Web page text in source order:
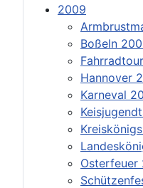
2009
Boßeln
Hannover
Karneval
Osterfeuer